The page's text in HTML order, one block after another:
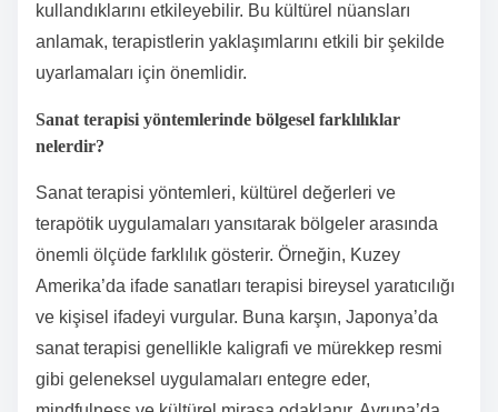
kullandıklarını etkileyebilir. Bu kültürel nüansları
anlamak, terapistlerin yaklaşımlarını etkili bir şekilde
uyarlamaları için önemlidir.
Sanat terapisi yöntemlerinde bölgesel farklılıklar
nelerdir?
Sanat terapisi yöntemleri, kültürel değerleri ve
terapötik uygulamaları yansıtarak bölgeler arasında
önemli ölçüde farklılık gösterir. Örneğin, Kuzey
Amerika’da ifade sanatları terapisi bireysel yaratıcılığı
ve kişisel ifadeyi vurgular. Buna karşın, Japonya’da
sanat terapisi genellikle kaligrafi ve mürekkep resmi
gibi geleneksel uygulamaları entegre eder,